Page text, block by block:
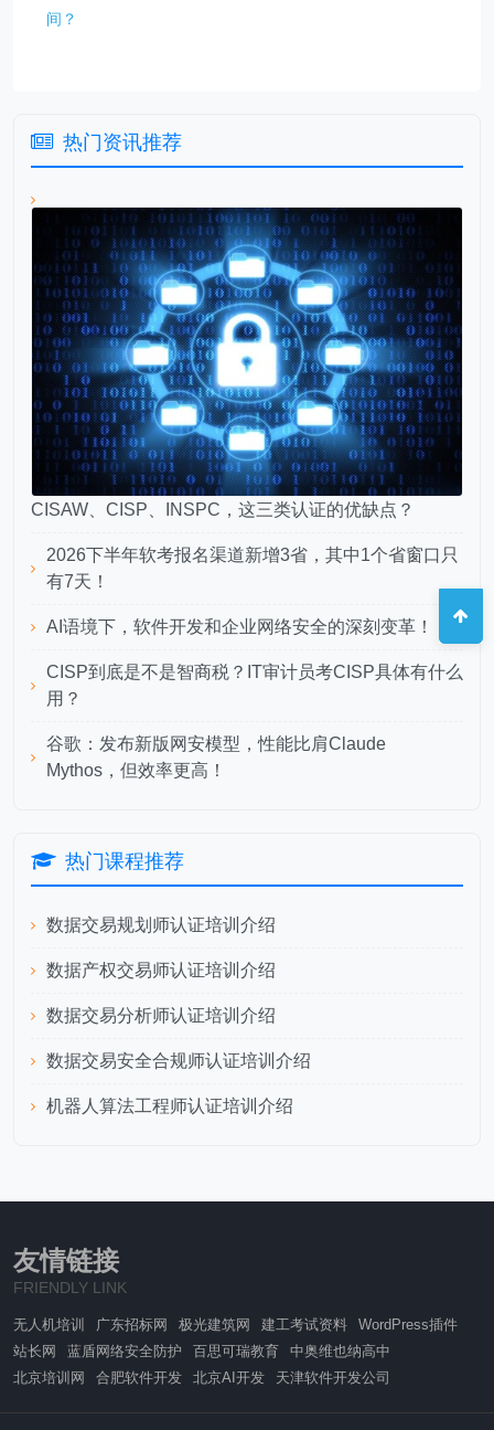
间？
热门资讯推荐
CISAW、CISP、INSPC，这三类认证的优缺点？
2026下半年软考报名渠道新增3省，其中1个省窗口只
有7天！
AI语境下，软件开发和企业网络安全的深刻变革！
CISP到底是不是智商税？IT审计员考CISP具体有什么
用？
谷歌：发布新版网安模型，性能比肩Claude
Mythos，但效率更高！
热门课程推荐
数据交易规划师认证培训介绍
数据产权交易师认证培训介绍
数据交易分析师认证培训介绍
数据交易安全合规师认证培训介绍
机器人算法工程师认证培训介绍
友情链接
FRIENDLY LINK
无人机培训 广东招标网 极光建筑网 建工考试资料
WordPress插件
站长网
蓝盾网络安全防护 百思可瑞教育
中奥维也纳高中
北京培训网
合肥软件开发 北京AI开发 天津软件开发公司